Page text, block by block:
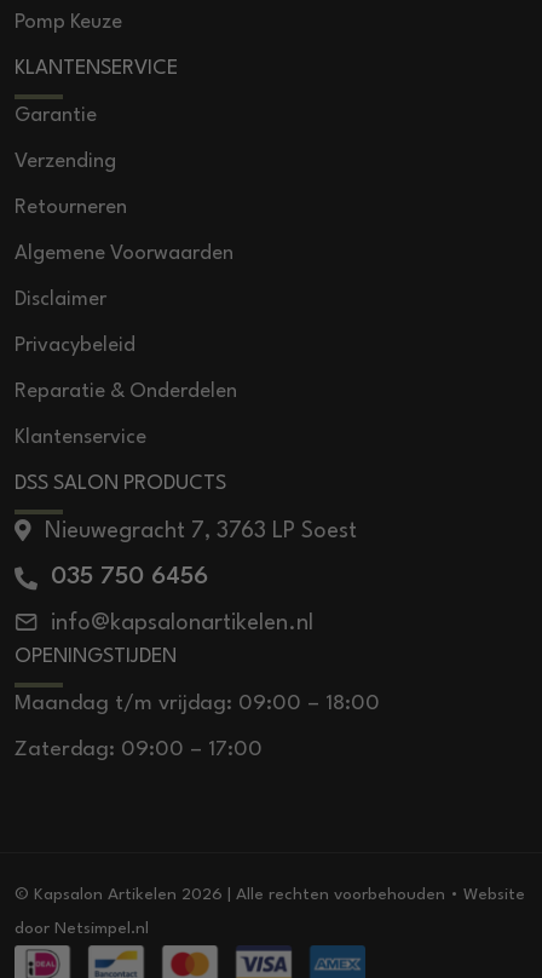
Pomp Keuze
KLANTENSERVICE
Garantie
Verzending
Retourneren
Algemene Voorwaarden
Disclaimer
Privacybeleid
Reparatie & Onderdelen
Klantenservice
DSS SALON PRODUCTS
Nieuwegracht 7, 3763 LP Soest
035 750 6456
info@kapsalonartikelen.nl
OPENINGSTIJDEN
Maandag t/m vrijdag: 09:00 – 18:00
Zaterdag: 09:00 – 17:00
© Kapsalon Artikelen 2026 | Alle rechten voorbehouden • Website
door Netsimpel.nl